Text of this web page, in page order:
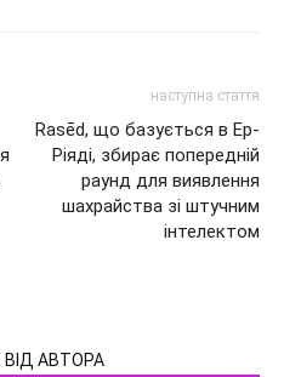
наступна стаття
Rasēd, що базується в Ер-
Ріяді, збирає попередній
раунд для виявлення
шахрайства зі штучним
інтелектом
ВІД АВТОРА